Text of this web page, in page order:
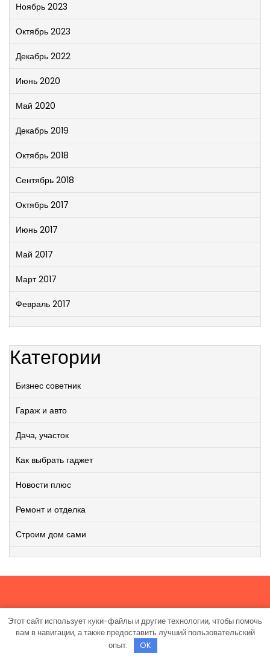
Ноябрь 2023
Октябрь 2023
Декабрь 2022
Июнь 2020
Май 2020
Декабрь 2019
Октябрь 2018
Сентябрь 2018
Октябрь 2017
Июнь 2017
Май 2017
Март 2017
Февраль 2017
Категории
Бизнес советник
Гараж и авто
Дача, участок
Как выбрать гаджет
Новости плюс
Ремонт и отделка
Строим дом сами
Работает на WordPress|Viral News WordPress Theme
TheMagnifico.
Этот сайт использует куки-файлы и другие технологии, чтобы помочь
вам в навигации, а также предоставить лучший пользовательский
опыт.
OK